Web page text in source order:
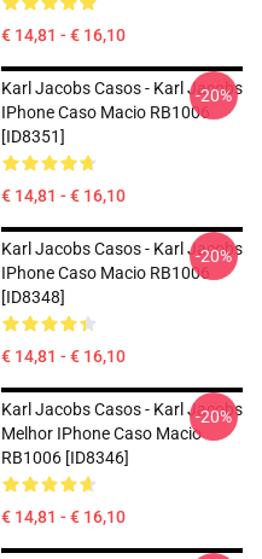
€ 14,81 - € 16,10
Karl Jacobs Casos - Karl Jacobs
IPhone Caso Macio RB1006
[ID8351]
€ 14,81 - € 16,10
-20%
Karl Jacobs Casos - Karl Jacobs
IPhone Caso Macio RB1006
[ID8348]
€ 14,81 - € 16,10
-20%
Karl Jacobs Casos - Karl Jacobs
Melhor IPhone Caso Macio
RB1006 [ID8346]
€ 14,81 - € 16,10
-20%